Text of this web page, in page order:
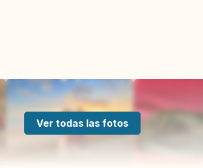
Ver todas las fotos